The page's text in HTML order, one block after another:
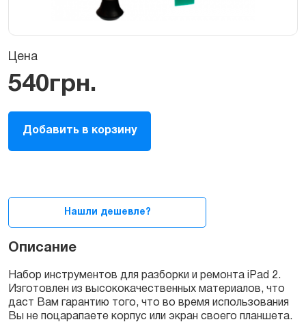
Цена
540грн.
Набор
инструментов
для
Добавить в корзину
Нашли дешевле?
Описание
Набор инструментов для разборки и ремонта iPad 2.
Изготовлен из высококачественных материалов, что
даст Вам гарантию того, что во время использования
Вы не поцарапаете корпус или экран своего планшета.